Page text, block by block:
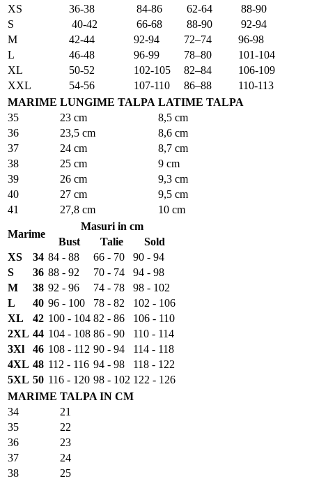
XS
36-38 84-86 62-64
88-90
S
40-42 66-68 88-90
92-94
M
42-44 92-94 72–74
96-98
L
46-48 96-99 78–80
101-104
XL
50-52 102-105 82–84
106-109
XXL
54-56 107-110 86–88
110-113
MARIME LUNGIME TALPA LATIME TALPA
35
23 cm
8,5 cm
36
23,5 cm
8,6 cm
37
24 cm
8,7 cm
38
25 cm
9 cm
39
26 cm
9,3 cm
40
27 cm
9,5 cm
41
27,8 cm 10 cm
Marime
Masuri in cm
Bust
Talie
Sold
XS
34 84 - 88 66 - 70
90 - 94
S
36 88 - 92 70 - 74
94 - 98
M
38 92 - 96 74 - 78
98 - 102
L
40 96 - 100 78 - 82
102 - 106
XL
42 100 - 104 82 - 86
106 - 110
2XL 44 104 - 108 86 - 90
110 - 114
3Xl
46 108 - 112 90 - 94
114 - 118
4XL 48 112 - 116 94 - 98
118 - 122
5XL 50 116 - 120 98 - 102 122 - 126
MARIME TALPA IN CM
34
21
35
22
36
23
37
24
38
25